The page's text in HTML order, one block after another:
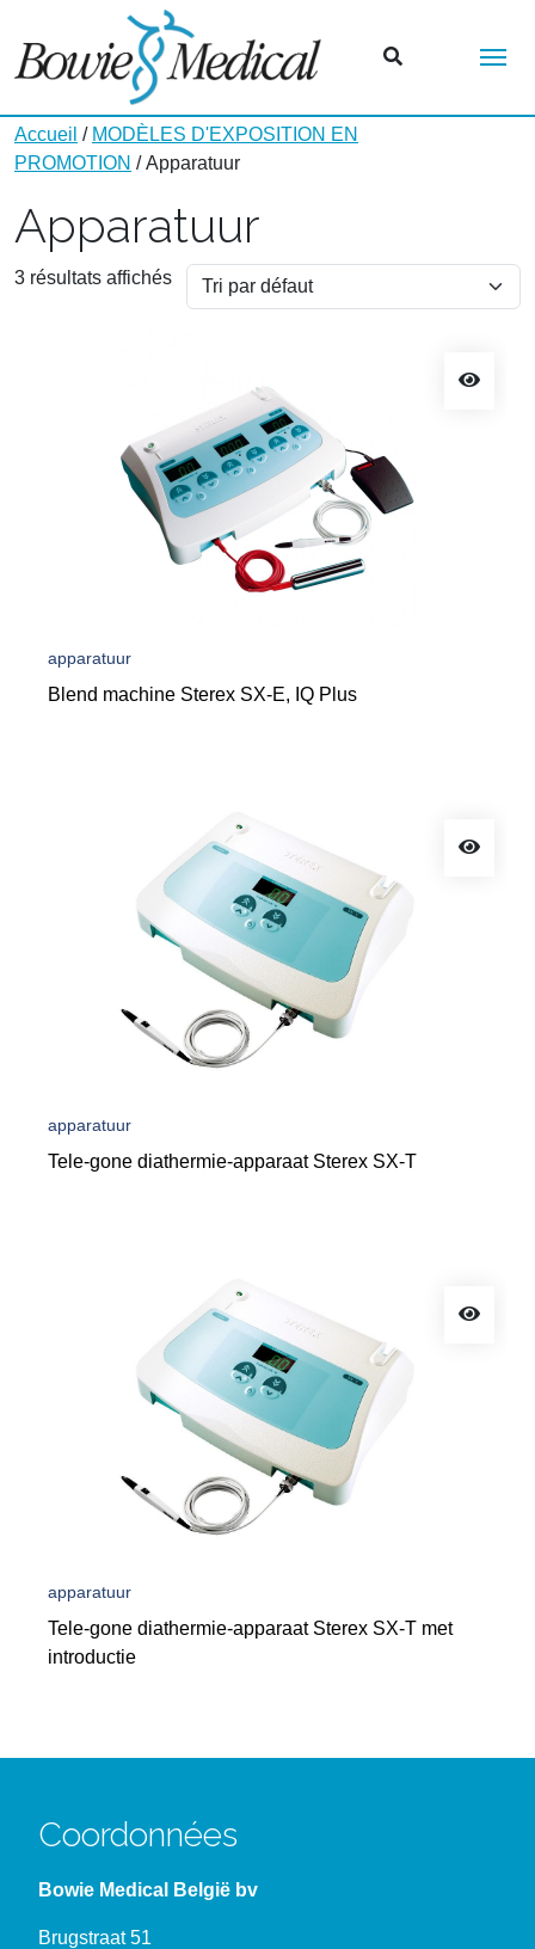
Accueil / MODÈLES D'EXPOSITION EN
PROMOTION / Apparatuur
Apparatuur
3 résultats affichés
apparatuur
Blend machine Sterex SX-E, IQ Plus
apparatuur
Tele-gone diathermie-apparaat Sterex SX-T
apparatuur
Tele-gone diathermie-apparaat Sterex SX-T met
introductie
Coordonnées
Bowie Medical België bv
Brugstraat 51